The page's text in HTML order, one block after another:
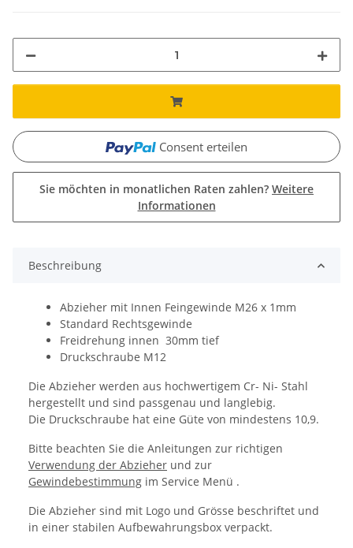
Consent erteilen
Sie möchten in monatlichen Raten zahlen? Weitere
Informationen
Beschreibung
Abzieher mit Innen Feingewinde M26 x 1mm
Standard Rechtsgewinde
Freidrehung innen 30mm tief
Druckschraube M12
Die Abzieher werden aus hochwertigem Cr- Ni- Stahl
hergestellt und sind passgenau und langlebig.
Die Druckschraube hat eine Güte von mindestens 10,9.
Bitte beachten Sie die Anleitungen zur richtigen
Verwendung der Abzieher und zur
Gewindebestimmung im Service Menü .
Die Abzieher sind mit Logo und Grösse beschriftet und
in einer stabilen Aufbewahrungsbox verpackt.